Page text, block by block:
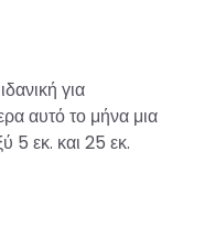
για
αυτό το μήνα μια
5 εκ. και 25 εκ.